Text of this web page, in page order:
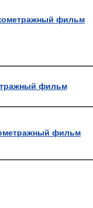
фильм
фильм
фильм